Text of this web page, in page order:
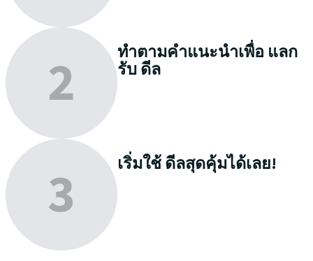
ทำตามคำแนะนำเพื่อ แลก
รับดีล
เริ่มใช้ดีลสุดคุ้มได้เลย!